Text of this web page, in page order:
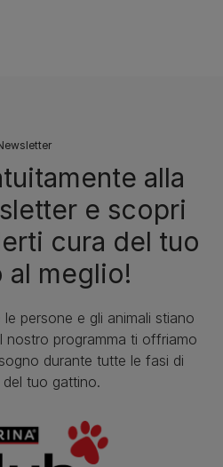
alla
e scopri
cura del tuo
al meglio!
persone e gli animali stiano
nostro programma ti offriamo
durante tutte le fasi di
tuo gattino.